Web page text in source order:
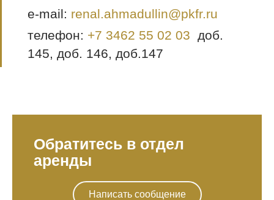
e-mail: renal.ahmadullin@pkfr.ru
телефон: +7 3462 55 02 03 доб.
145, доб. 146, доб.147
Обратитесь в отдел
аренды
Написать сообщение